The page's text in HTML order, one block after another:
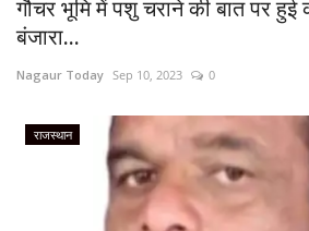
खबर हटके
गौचर भूमि में पशु चराने की बात पर
बंजारा...
Nagaur Today Sep 10, 2023 0
राजस्थान